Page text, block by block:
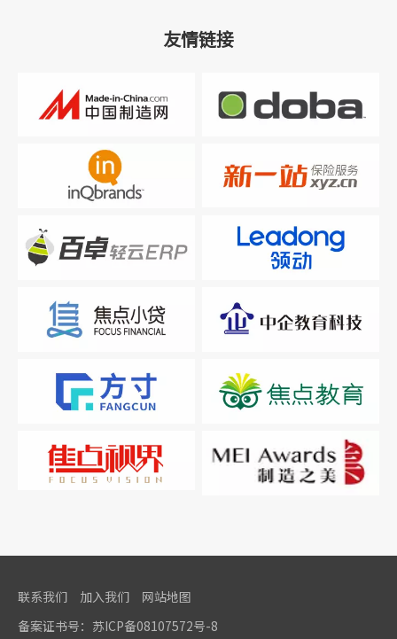
友情链接
联系我们 加入我们
网站地图
备案证书号： 苏ICP备08107572号-8